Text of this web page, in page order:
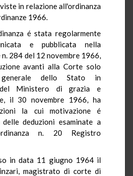
in relazione all'ordinanza
1966.
é stata regolarmente
e pubblicata nella
284 del 12 novembre 1966,
avanti alla Corte solo
generale dello Stato in
del Ministero di grazia e
il 30 novembre 1966, ha
la cui motivazione é
deduzioni esaminate a
n. 20 Registro
in data 11 giugno 1964 il
magistrato di corte di